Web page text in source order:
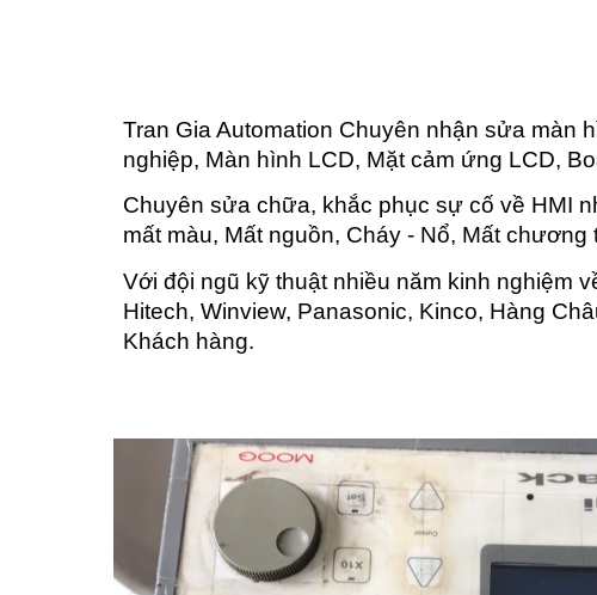
Tran Gia Automation Chuyên nhận sửa màn
nghiệp, Màn hình LCD, Mặt cảm ứng LCD,
Chuyên sửa chữa, khắc phục sự cố về HMI
mất màu, Mất nguồn, Cháy - Nổ, Mất chương
Với đội ngũ kỹ thuật nhiều năm kinh nghiệm
Hitech, Winview, Panasonic, Kinco, Hàng
Khách hàng.